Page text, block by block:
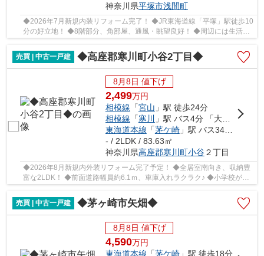
神奈川県平塚市浅間町
◆2026年7月新規内装リフォーム完了！ ◆JR東海道線「平塚」駅徒歩10
分の好立地！ ◆8階部分、角部屋、通風・眺望良好！ ◆周辺には生活施
売買 | 中古一戸建
◆高座郡寒川町小谷2丁目◆
8月8日 値下げ
2,499万円
相模線 「宮山 」駅 徒歩24分
相模線 「寒川
」駅 バス4分 「大蔵（神奈川県）」 停歩7分
東海道本線 「茅ケ崎」駅 バス34分 「大蔵（神奈川県）」 停歩7分
- / 2LDK / 83.63㎡
神奈川県高座郡寒川町小谷２丁目
◆2026年8月新規内外装リフォーム完了予定！ ◆全居室南向き、収納豊
富な2LDK！ ◆前面道路幅員約6.1ｍ、車庫入れラクラク♪ ◆小学校が近
いので、お子様の登下校にも安心ですね♪ ◆寒川北IC...
売買 | 中古一戸建
◆茅ヶ崎市矢畑◆
8月8日 値下げ
4,590万円
東海道本線 「茅ケ崎」駅 徒歩18分